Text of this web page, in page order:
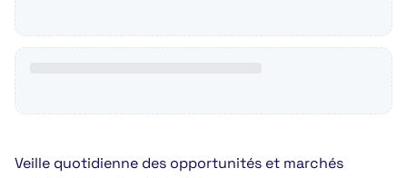
Veille quotidienne des opportunités et marchés